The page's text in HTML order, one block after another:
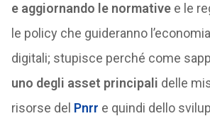
e aggiornando le normativee le
le policy che guideranno
digitali; stupisce perché come
uno degli asset principali delle
risorse del Pnrr e quindi dello